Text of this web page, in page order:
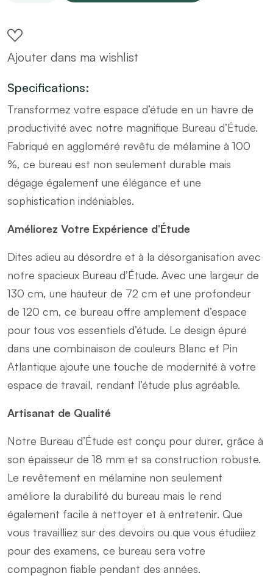
rangements
en
foncé
et
pin
L130
cm
quantity
Ajouter dans ma wishlist
Specifications:
Transformez votre espace d’étude en un havre de
productivité avec notre magnifique Bureau d’Étude.
Fabriqué en aggloméré revêtu de mélamine à 100
%, ce bureau est non seulement durable mais
dégage également une élégance et une
sophistication indéniables.
Améliorez Votre Expérience d’Étude
Dites adieu au désordre et à la désorganisation avec
notre spacieux Bureau d’Étude. Avec une largeur de
130 cm, une hauteur de 72 cm et une profondeur
de 120 cm, ce bureau offre amplement d’espace
pour tous vos essentiels d’étude. Le design épuré
dans une combinaison de couleurs Blanc et Pin
Atlantique ajoute une touche de modernité à votre
espace de travail, rendant l’étude plus agréable.
Artisanat de Qualité
Notre Bureau d’Étude est conçu pour durer, grâce à
son épaisseur de 18 mm et sa construction robuste.
Le revêtement en mélamine non seulement
améliore la durabilité du bureau mais le rend
également facile à nettoyer et à entretenir. Que
vous travailliez sur des devoirs ou que vous étudiiez
pour des examens, ce bureau sera votre
compagnon fiable pendant des années.